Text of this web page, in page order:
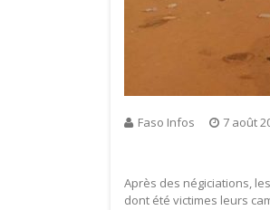
Faso Infos 7 août
Après des négiciations,
dont été victimes leurs